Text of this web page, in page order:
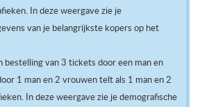
In deze weergave zie je
van je belangrijkste kopers op het
bestelling van 3 tickets door een man en
1 man en 2 vrouwen telt als 1 man en 2
In deze weergave zie je demografische